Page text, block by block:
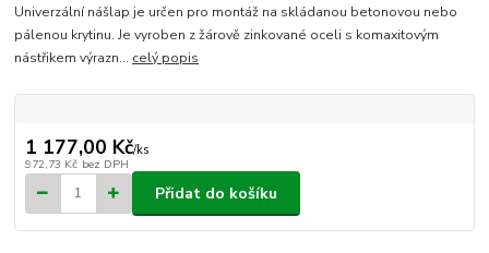
Univerzální nášlap je určen pro montáž na skládanou betonovou nebo
pálenou krytinu. Je vyroben z žárově zinkované oceli s komaxitovým
nástřikem výrazn... celý popis
1 177,00 Kč/ks
972,73 Kč bez DPH
Přidat do košíku